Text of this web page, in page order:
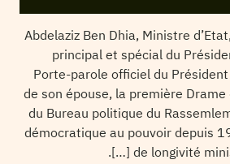
Abdelaziz Ben Dhia, Ministre
principal et spécial du
Porte-parole officiel du
de son épouse, la première
du Bureau politique du
démocratique au pouvoir depuis
de longivité